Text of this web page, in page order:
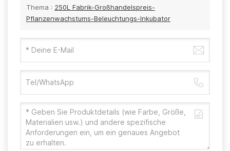
Thema : 250L Fabrik-Großhandelspreis-
Pflanzenwachstums-Beleuchtungs-Inkubator